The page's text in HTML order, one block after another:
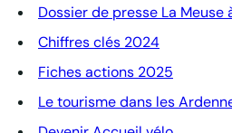
Dossier de presse La Meuse
Chiffres clés 2024
Fiches actions 2025
Le tourisme dans les